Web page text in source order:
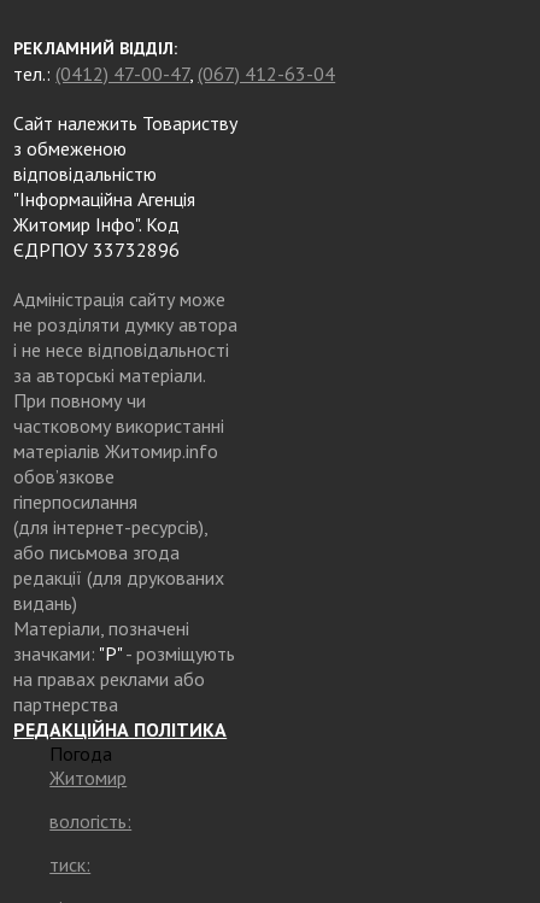
РЕКЛАМНИЙ ВІДДІЛ:
тел.: (0412) 47-00-47, (067) 412-63-04
Сайт належить Товариству
з обмеженою
відповідальністю
"Інформаційна Агенція
Житомир Інфо". Код
ЄДРПОУ 33732896
Адміністрація сайту може
не розділяти думку автора
і не несе відповідальності
за авторські матеріали.
При повному чи
частковому використанні
матеріалів Житомир.info
обов’язкове
гіперпосилання
(для інтернет-ресурсів),
або письмова згода
редакції (для друкованих
видань)
Матеріали, позначені
значками: "Р"- розміщують
на правах реклами або
партнерства
РЕДАКЦІЙНА ПОЛІТИКА
Погода
Житомир
вологість:
тиск: